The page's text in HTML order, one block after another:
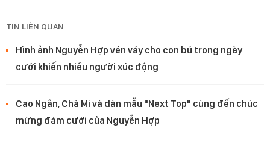
TIN LIÊN QUAN
Hình ảnh Nguyễn Hợp vén váy cho con bú trong ngày
cưới khiến nhiều người xúc động
Cao Ngân, Chà Mi và dàn mẫu "Next Top" cùng đến chúc
mừng đám cưới của Nguyễn Hợp